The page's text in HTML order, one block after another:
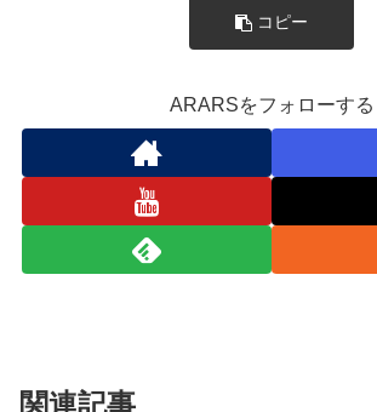
コピー
ARARSをフォローする
関連記事